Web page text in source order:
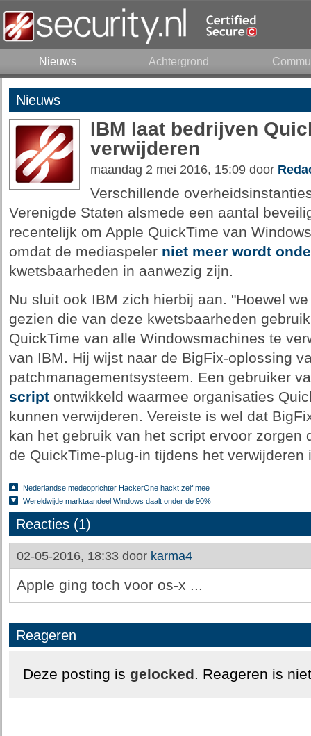
Nieuws Achtergrond
Nieuws
IBM laat bedrijven
verwijderen
maandag 2 mei 2016, 15:09 door
Verschillende
Verenigde Staten alsmede een aantal
recentelijk om Apple QuickTime van
omdat de mediaspeler niet meer wordt
kwetsbaarheden in aanwezig zijn.
Nu sluit ook IBM zich hierbij aan. "Hoewel
gezien die van deze kwetsbaarheden
QuickTime van alle Windowsmachines te
van IBM. Hij wijst naar de BigFix-oplossing
patchmanagementsysteem. Een gebruiker
scriptontwikkeld waarmee organisaties
kunnen verwijderen. Vereiste is wel dat
kan het gebruik van het script ervoor zorgen
de QuickTime-plug-in tijdens het verwijderen
Nederlandse medeoprichter HackerOne hackt zelf mee
Wereldwijde marktaandeel Windows daalt onder de 90%
Reacties (1)
02-05-2016, 18:33 door karma4
Apple ging toch voor os-x ...
Reageren
Deze posting is gelocked. Reageren is